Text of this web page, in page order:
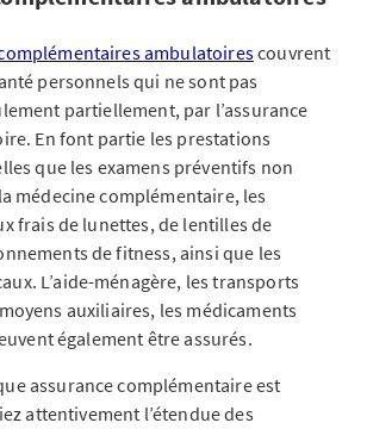
ambulatoirescouvrent
personnels qui ne sont pas
partiellement, par l’assurance
En font partie les prestations
que les examens préventifs non
médecine complémentaire, les
frais de lunettes, de lentilles de
de fitness, ainsi que les
L’aide-ménagère, les transports
auxiliaires, les médicaments
également être assurés.
assurance complémentaire est
attentivement l’étendue des